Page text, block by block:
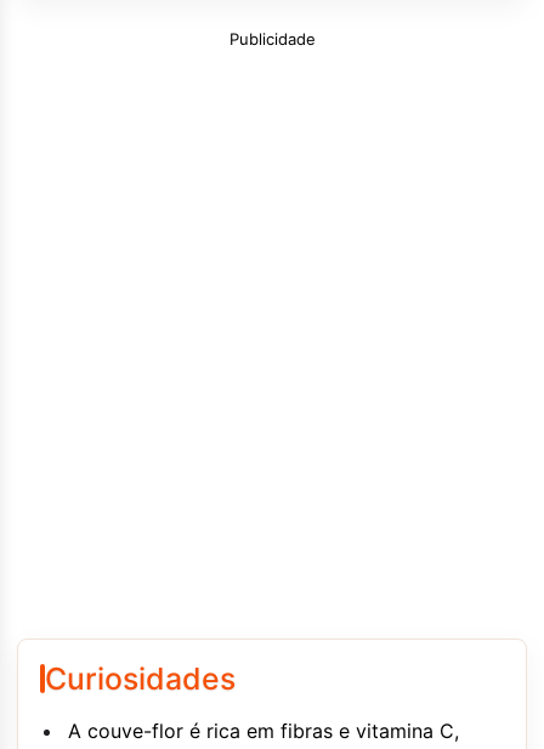
Publicidade
Curiosidades
A couve-flor é rica em fibras e vitamina C,